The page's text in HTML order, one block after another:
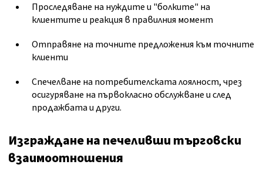
Проследяване на нуждите и "болките" на
клиентите и реакция в правилния момент
Отправяне на точните предложения към точните
клиенти
Спечелване на потребителската лоялност, чрез
осигуряване на първокласно обслужване и след
продажбата и други.
Изграждане на печеливши търговски
взаимоотношения